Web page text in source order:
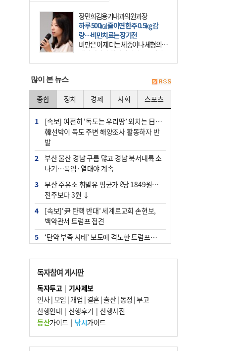
장민희김용기내과의원과장
하루 500㎉ 줄이면 한주 0.5㎏ 감
량…비만치료는 장기전
비만은 이제 더는 체중이나 체형의 문
제가 아니다. 하나의 질병으로 인지
하고 치료와 관리를 해야 한다. 세계
많이 본 뉴스
종합 정치 경제 사회 스포츠
1
[속보] 여전히 ‘독도는 우리땅’ 외치는 日…
韓선박이 독도 주변 해양조사 활동하자 반
발
2
부산 울산 경남 구름 많고 경남 북서내륙 소
나기…폭염·열대야 계속
3
부산 주유소 휘발유 평균가 ℓ당 1849원…
전주보다 3원 ↓
4
[속보]‘尹 탄핵 반대’ 세계로교회 손현보,
백악관서 트럼프 접견
5
‘탄약 부족 사태’ 보도에 격노한 트럼프…
과…“현재는 부적절 행위 없어”
7
"올해 코스피 사이드카 43회 중 25회는 삼
전닉스 ETF 이후 발생"
8
서울 중랑구서 흉기 난동…60대 남성 2명
사망
독자참여 게시판
독자투고| 기사제보
인사|모임 | 개업 | 결혼|출산|동정 |부고
산행안내 | 산행후기 | 산행사진
등산가이드| 낚시가이드